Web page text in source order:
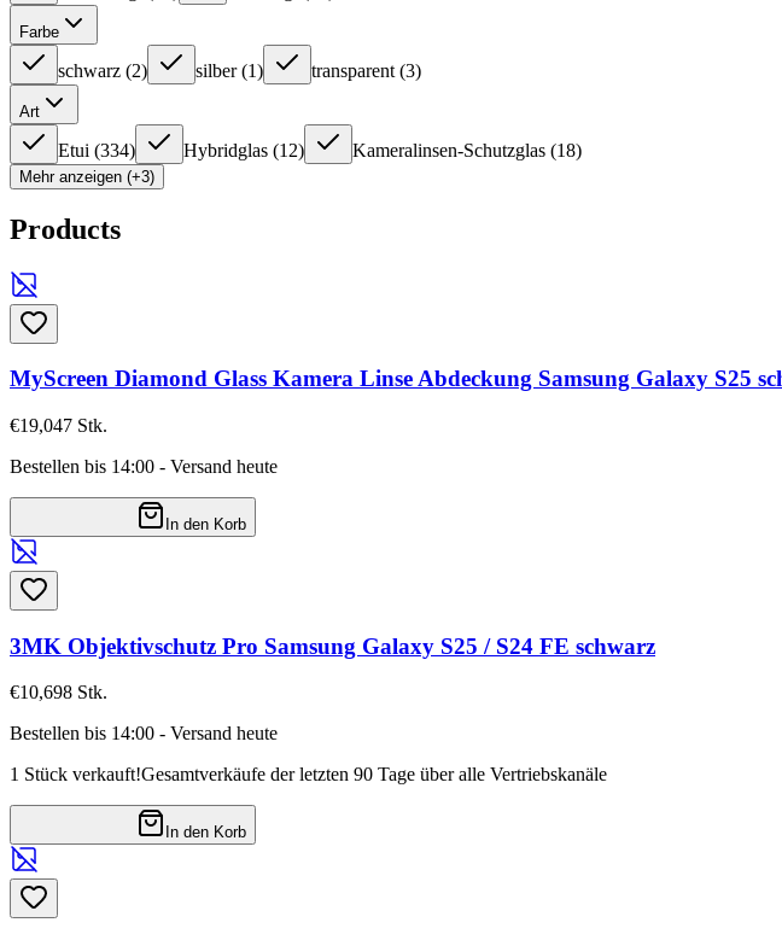
Farbe
schwarz (2) silber (1) transparent (3)
Art
Etui (334) Hybridglas (12) Kameralinsen-Schutzglas (18)
Mehr anzeigen (+3)
Products
MyScreen Diamond Glass Kamera Linse Abdeckung Samsung Galaxy S25
€19,047 Stk.
Bestellen bis 14:00 - Versand heute
In den Korb
3MK Objektivschutz Pro Samsung Galaxy S25 / S24 FE schwarz
€10,698 Stk.
Bestellen bis 14:00 - Versand heute
1 Stück verkauft!Gesamtverkäufe der letzten 90 Tage über alle Vertriebskanäle
In den Korb